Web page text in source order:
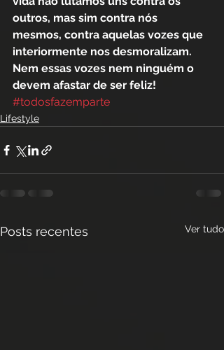
outros, mas sim contra nós
mesmos, contra aquelas vozes que
interiormente nos desmoralizam.
Nem essas vozes nem ninguém o
devem afastar de ser feliz!
#todosfazemparte
Lifestyle
Posts recentes Ver tudo